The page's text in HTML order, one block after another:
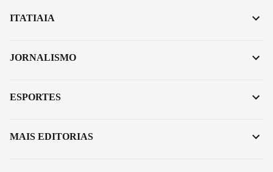
ITATIAIA
JORNALISMO
ESPORTES
MAIS EDITORIAS